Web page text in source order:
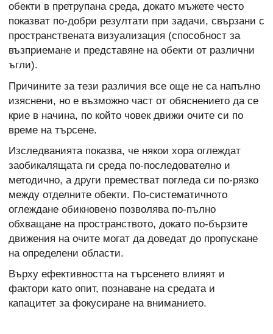
обекти в претрупана среда, докато мъжете често
показват по-добри резултати при задачи, свързани с
пространствената визуализация (способност за
възприемане и представяне на обекти от различни
ъгли).
Причините за тези различия все още не са напълно
изяснени, но е възможно част от обяснението да се
крие в начина, по който човек движи очите си по
време на търсене.
Изследванията показва, че някои хора оглеждат
заобикалящата ги среда по-последователно и
методично, а други преместват погледа си по-рязко
между отделните обекти. По-систематичното
оглеждане обикновено позволява по-пълно
обхващане на пространството, докато по-бързите
движения на очите могат да доведат до пропускане
на определени области.
Върху ефективността на търсенето влияят и
фактори като опит, познаване на средата и
капацитет за фокусиране на вниманието.